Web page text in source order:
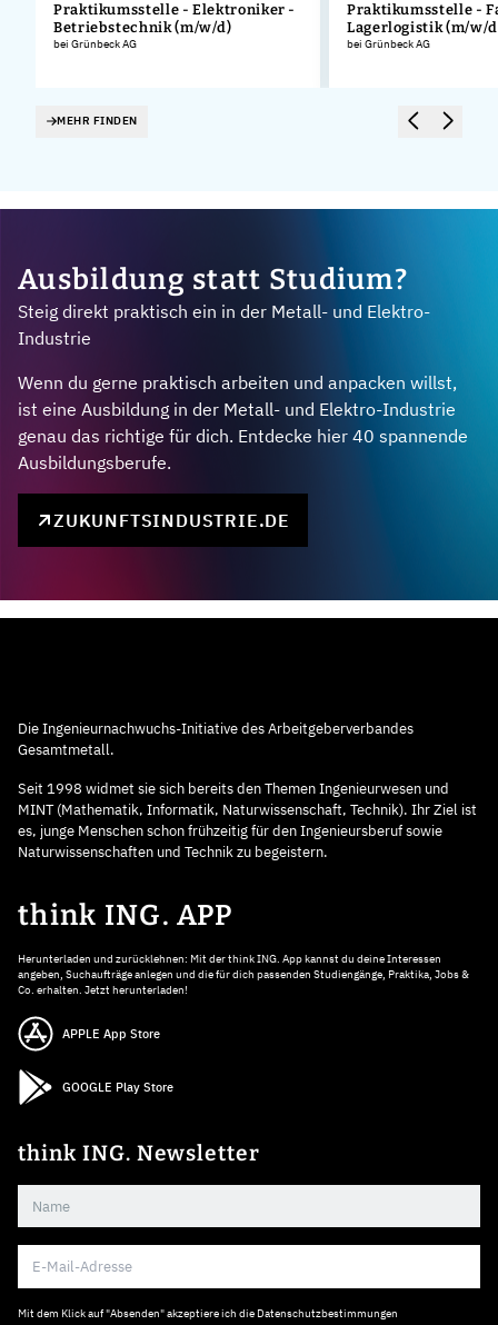
Praktikumsstelle - Elektroniker -
Betriebstechnik (m/w/d)
bei Grünbeck AG
Praktikumsstelle -
Lagerlogistik (m/w/
bei Grünbeck AG
MEHR FINDEN
Ausbildung statt Studium?
Steig direkt praktisch ein in der Metall- und Elektro-
Industrie
Wenn du gerne praktisch arbeiten und anpacken willst,
ist eine Ausbildung in der Metall- und Elektro-Industrie
genau das richtige für dich. Entdecke hier 40 spannende
Ausbildungsberufe.
ZUKUNFTSINDUSTRIE.DE
Die Ingenieurnachwuchs-Initiative des Arbeitgeberverbandes
Gesamtmetall.
Seit 1998 widmet sie sich bereits den Themen Ingenieurwesen und
MINT (Mathematik, Informatik, Naturwissenschaft, Technik). Ihr Ziel ist
es, junge Menschen schon frühzeitig für den Ingenieursberuf sowie
Naturwissenschaften und Technik zu begeistern.
think ING. APP
Herunterladen und zurücklehnen: Mit der think ING. App kannst du deine Interessen
angeben, Suchaufträge anlegen und die für dich passenden Studiengänge, Praktika, Jobs &
Co. erhalten. Jetzt herunterladen!
APPLE App Store
GOOGLE Play Store
think ING. Newsletter
Mit dem Klick auf "Absenden" akzeptiere ich die Datenschutzbestimmungen